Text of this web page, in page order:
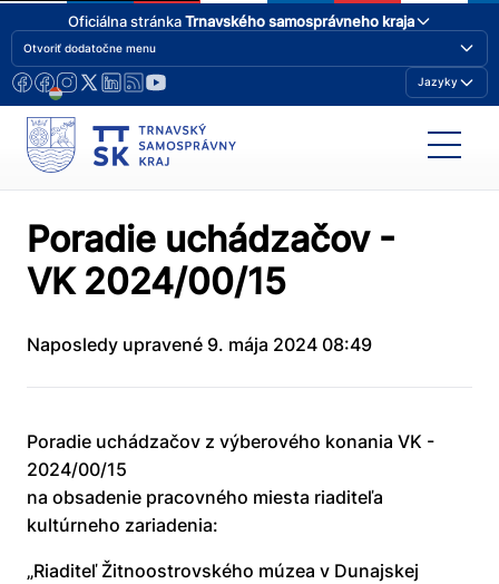
Oficiálna stránkaTrnavského samosprávneho kraja
Otvoriť dodatočne menu
Jazyky
Poradie uchádzačov -
VK 2024/00/15
Naposledy upravené 9. mája 2024 08:49
Poradie uchádzačov z výberového konania VK -
2024/00/15
na obsadenie pracovného miesta riaditeľa
kultúrneho zariadenia:
„Riaditeľ Žitnoostrovského múzea v Dunajskej